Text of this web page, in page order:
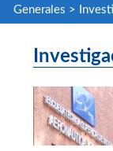
Generales >